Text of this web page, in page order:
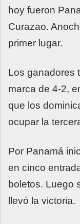
hoy fueron
Curazao.
primer lugar.
Los ganadores
marca de 4-2,
que los
ocupar la
Por Panamá
en cinco
boletos. Luego
llevó la victoria.